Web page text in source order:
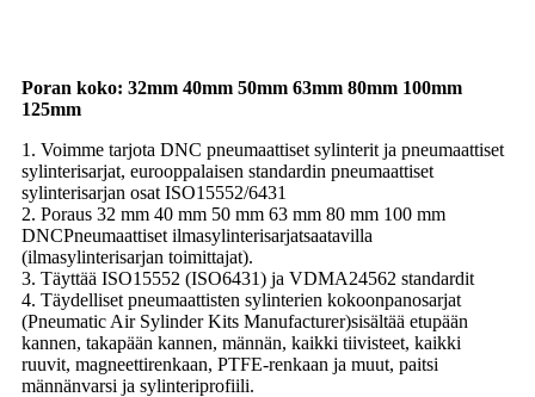
Poran koko: 32mm 40mm 50mm 63mm 80mm 100mm
125mm
1. Voimme tarjota DNC pneumaattiset sylinterit ja pneumaattiset
sylinterisarjat, eurooppalaisen standardin pneumaattiset
sylinterisarjan osat ISO15552/6431
2. Poraus 32 mm 40 mm 50 mm 63 mm 80 mm 100 mm
DNCPneumaattiset ilmasylinterisarjatsaatavilla
(ilmasylinterisarjan toimittajat).
3. Täyttää ISO15552 (ISO6431) ja VDMA24562 standardit
4. Täydelliset pneumaattisten sylinterien kokoonpanosarjat
(Pneumatic Air Sylinder Kits Manufacturer)sisältää etupään
kannen, takapään kannen, männän, kaikki tiivisteet, kaikki
ruuvit, magneettirenkaan, PTFE-renkaan ja muut, paitsi
männänvarsi ja sylinteriprofiili.